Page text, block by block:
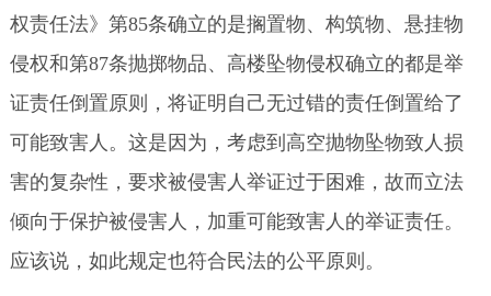
权责任法》第85条确立的是搁置物、构筑物、悬挂物
侵权和第87条抛掷物品、高楼坠物侵权确立的都是举
证责任倒置原则，将证明自己无过错的责任倒置给了
可能致害人。这是因为，考虑到高空抛物坠物致人损
害的复杂性，要求被侵害人举证过于困难，故而立法
倾向于保护被侵害人，加重可能致害人的举证责任。
应该说，如此规定也符合民法的公平原则。